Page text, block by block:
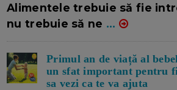
Alimentele trebuie să fie
nu trebuie să ne ...
Primul an de viață al
un sfat important pentru
sa vezi ca te va ajuta